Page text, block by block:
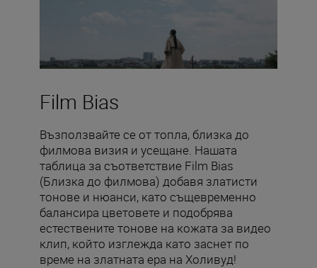
Film Bias
Възползвайте се от топла, близка до
филмова визия и усещане. Нашата
таблица за съответствие Film Bias
(Близка до филмова) добавя златисти
тонове и нюанси, като същевременно
балансира цветовете и подобрява
естествените тонове на кожата за видео
клип, който изглежда като заснет по
време на златната ера на Холивуд!